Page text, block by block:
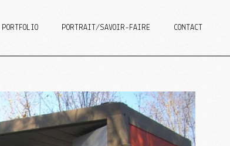
PORTFOLIO
Graphisme
Scénographie/Design
PORTRAIT/SAVOIR-FAIRE CONTACT